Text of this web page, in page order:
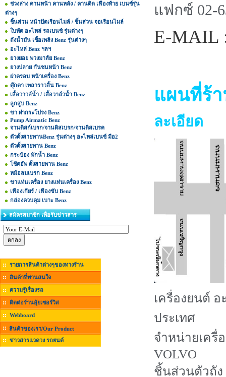
ช่วงล่าง คานหน้า คานหลัง / คานติด เฟืองท้าย เบนซ์รุ่น
ต่างๆ
ชิ้นส่วน หน้าปัดเรือนไมล์ / ชิ้นส่วน จอเรือนไมล์
ใบพัด อะไหล่ รถเบนซ์ รุ่นต่างๆ
ถังน้ำมัน เชื้อเพลิง Benz รุ่นต่างๆ
อะไหล่ Benz ฯลฯ
ยางยอย พวงมาลัย Benz
ยางปลาย กันชนหน้า Benz
ฝาครอบ หน้าเครื่อง Benz
ตุ๊กตา เพลาราวลิ้น Benz
เสื้อวาวล์น้ำ / เสื้อวาล์วน้ำ Benz
ลูกสูบ Benz
ขา ฝากระโปรง Benz
Pump Airmatic Benz
จานดิสก์เบรก/จานดิสเบรก/จานดิสเบรค
ตัวตั้งสายพานBenz รุ่นต่างๆ อะไหล่เบนซ์ มือ2
ตัวตั้งสายพาน Benz
กระป๋อง พักน้ำ Benz
โช้คอัพ ตั้งสายพาน Benz
หม้อลมเบรก Benz
ขาแท่นเครื่อง ยางแท่นเครื่อง Benz
เฟืองเกียร์ / เฟืองขับ Benz
กล่องควบคุม เบาะ Benz
สมัครสมาชิก เพื่อรับข่าวสาร
รายการสินค้าต่างๆของทางร้าน
สินค้าที่ท่านสนใจ
ความรู้เรื่องรถ
ติดต่อร้านอุ้ยเซอร์วิส
Webboard
สินค้าของเรา/Our Product
ข่าวสารแวดวง รถยนต์
แฟกซ์ 02-
E-MAIL
แผนที่ร้
ละเอียด
เครื่องยนต์ อ
ประเทศ
จำหน่ายเครื่
VOLVO
ชิ้นส่วนตัวถัง